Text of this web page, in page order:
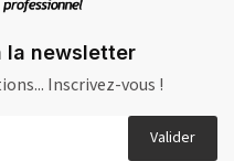
la newsletter
Inscrivez-vous !
Valider